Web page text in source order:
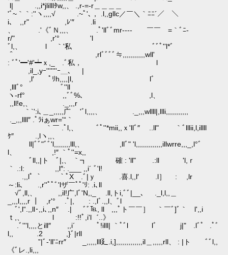
l| .,,i*jlilllﾀw,,、 .,r-=-r＿＿＿＿
'ﾞ~｀｀:''ヽ,,,,√ .~ﾟ'､， .l,,gllc／￣＼｀ﾆﾆ´／￣＼
i､ ,,r" ,ﾚ'″ .li
、 .'《ﾞＮ,,,、 .ﾟ'llﾞﾞmr---- ￣￣ =｀ﾞﾆ-
r/" ,r'° 'l
ﾞl,、 l ｀'私 ﾞﾞﾟ''l*ﾞ
＾ ,rlﾞﾞﾞﾞ≒,,,,,,,,,,,wll'
: ﾞﾟ'━'#'┷ｘ,_ .ﾞ私， l
,il_,yｰ'''''''ｰ＿、 |
,l′ ﾟﾘh,,,,|l, lﾞ
,lllﾞ° ﾞ''ll
ヽ-rf° ,,ﾞﾞ%、 ,l、
,,ll!e,、 ._,,,r
｀`':i､＿_,,,,,广 'ﾞl,,,,、 ._,,,wllll|,llli,,,,,,,,,,,
._,,,llll″ .ﾟﾗiぁwr='“｀
｀￣ .ﾟl,、 ﾞﾟ''*mii,,ｘ'llﾞ″ ..ll" ｀ﾞlllii,l,illll
ｹ″ .,lヽ,,、
ll|ﾞﾞ"ﾞﾞ'l,,,,,,,,lll,、 ,llﾞ" 'l,,,,,,,,,,,,,illwrre,,,_,l°ﾞ
l、 ,!″ ｀ﾟ''=x,,
ﾞll,,|ト ﾞ|,、 ｀┓ 確 : 'll" .:ll 'l,ｒ
｀ .:l: ,,l″: .___ ,,i´ ﾞ'l!
.,,lﾟ ｀ ｀ﾟX .ﾞ|ｙ .喜.l,,l′ .l］ : ,lr
～:li､ .,r''ﾟﾟﾞ'lザ￣ﾟﾟ'ﾘ: .i､ll
√ﾞ,ll,、 ,,il!广,lﾞ'N,,_ .ll,トi,ﾞﾞ|__、 ._l,l,,＿
_,,,l,,,,r ┃ ,r'° .ﾟ|, : .,lﾞ.,,l、ﾞl
ﾞ',l“.,,ll･,,i､,,n″ .| ﾞﾞ℡, ll ,,,ﾟト￣￣］ ｀￣ﾞ]ﾞ｀ l',,i
ｔ,、 l :!!ﾟ,i'l゛..》
.ﾞ'''l,,,,とill″ ,,i´ ﾟ!illl| ｀ﾟﾞl lﾞ j|" .lﾞ゜ .ﾟﾞ
l,, .2 ,}ﾞ|rll
”|ﾞ‐'ll'ﾆrr″ _,,,,,lll廴.i,],,,,,,,,,,,,,il＿,,,,,rll、 : |ト ﾞﾞl,,
《ﾞレ.,li,,,